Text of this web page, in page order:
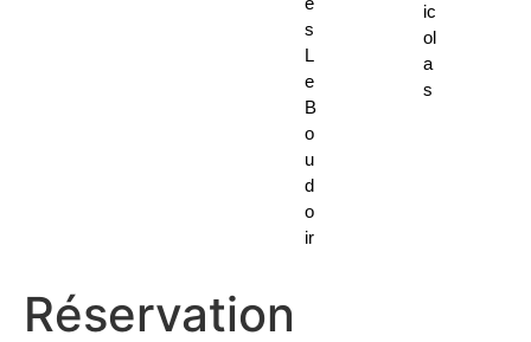
s
L
e
B
o
u
d
o
ir
ic
ol
a
s
Réservation